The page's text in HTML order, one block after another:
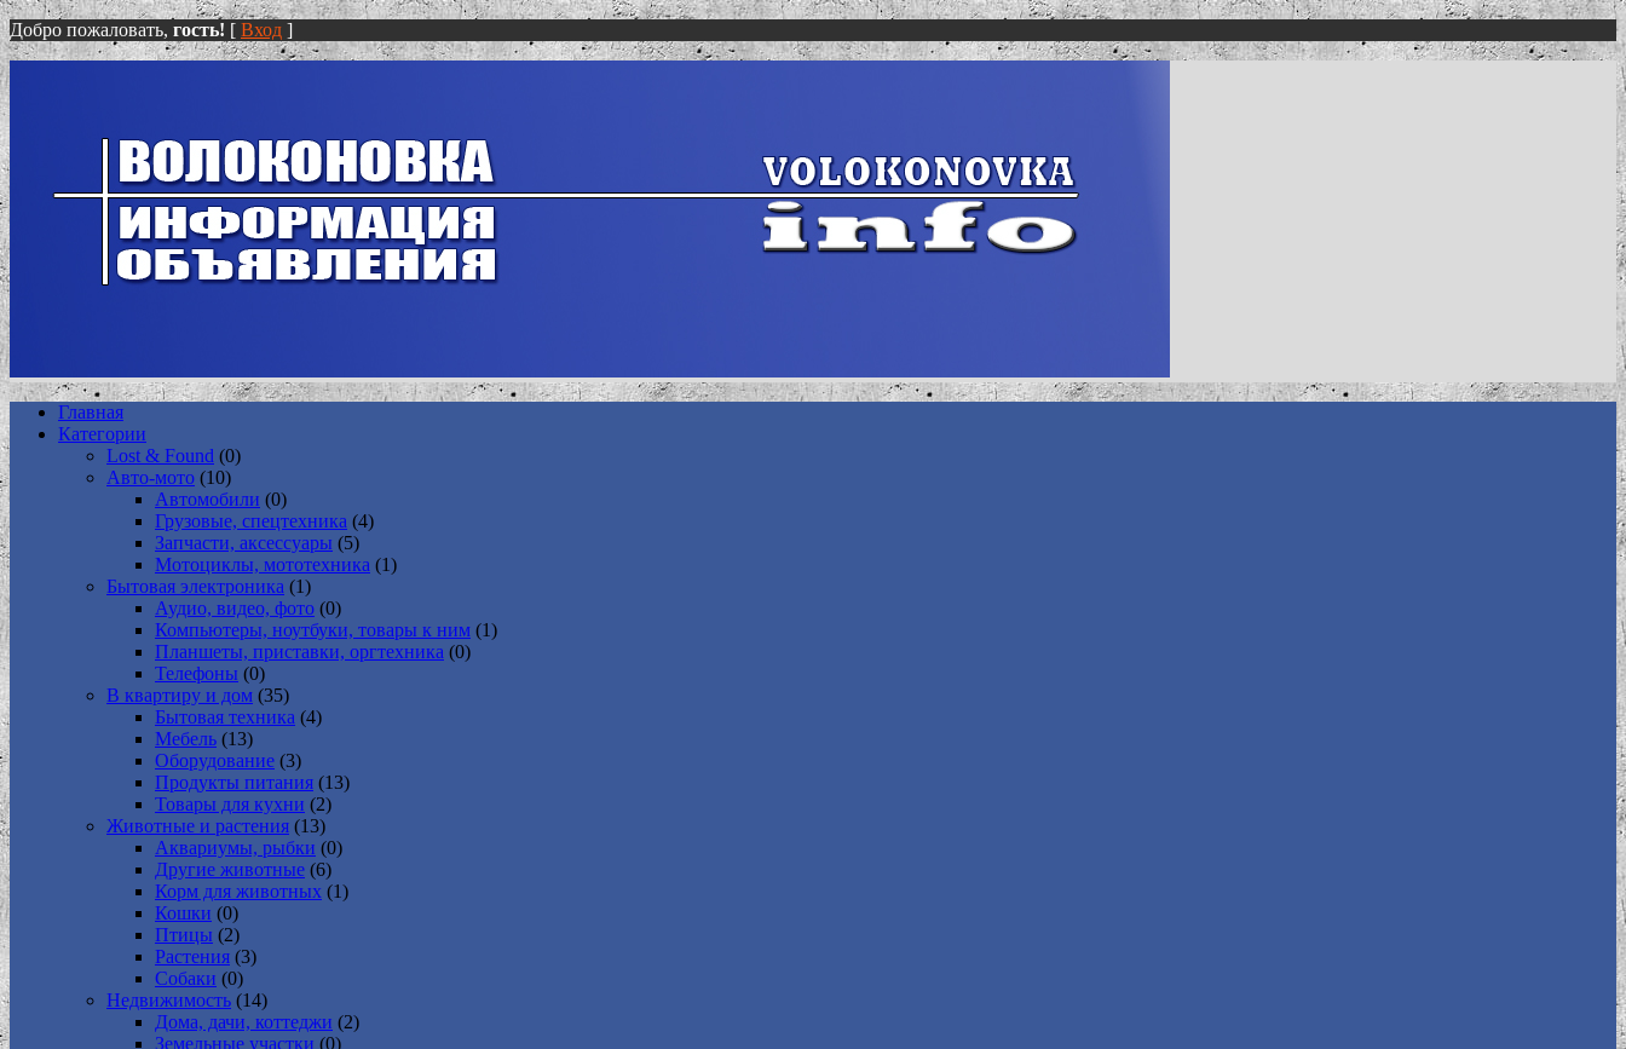
Добро пожаловать, гость! [ Вход ]
Главная
Категории
Lost & Found (0)
Авто-мото (10)
Автомобили (0)
Грузовые, спецтехника (4)
Запчасти, аксессуары (5)
Мотоциклы, мототехника (1)
Бытовая электроника (1)
Аудио, видео, фото (0)
Компьютеры, ноутбуки, товары к ним (1)
Планшеты, приставки, оргтехника (0)
Телефоны (0)
В квартиру и дом (35)
Бытовая техника (4)
Мебель (13)
Оборудование (3)
Продукты питания (13)
Товары для кухни (2)
Животные и растения (13)
Аквариумы, рыбки (0)
Другие животные (6)
Корм для животных (1)
Кошки (0)
Птицы (2)
Растения (3)
Собаки (0)
Недвижимость (14)
Дома, дачи, коттеджи (2)
Земельные участки (0)